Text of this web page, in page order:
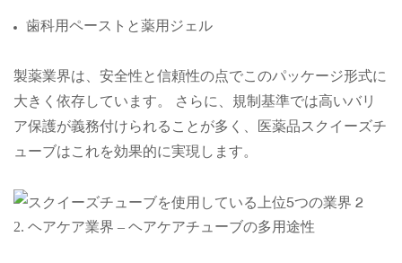
歯科用ペーストと薬用ジェル
製薬業界は、安全性と信頼性の点でこのパッケージ形式に
大きく依存しています。 さらに、規制基準では高いバリ
ア保護が義務付けられることが多く、医薬品スクイーズチ
ューブはこれを効果的に実現します。
2. ヘアケア業界 – ヘアケアチューブの多用途性